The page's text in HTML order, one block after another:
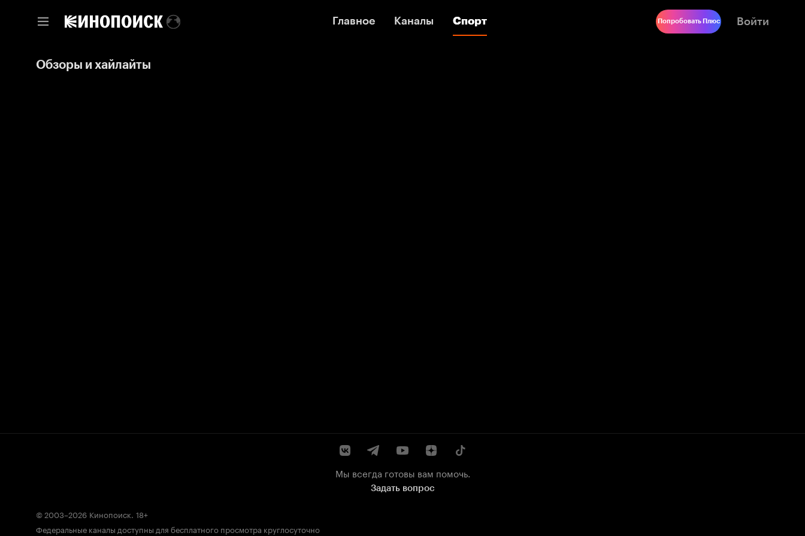
Главное Каналы Спорт
Главное Каналы Спорт Попробовать Плюс Войти
Обзоры и хайлайты
Мы всегда готовы вам помочь.
Задать вопрос
© 2003–2026 Кинопоиск. 18+
Федеральные каналы доступны для бесплатного просмотра круглосуточно